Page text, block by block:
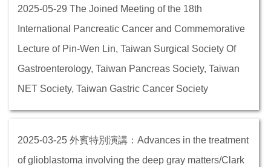
2025-05-29 The Joined Meeting of the 18th
International Pancreatic Cancer and Commemorative
Lecture of Pin-Wen Lin, Taiwan Surgical Society Of
Gastroenterology, Taiwan Pancreas Society, Taiwan
NET Society, Taiwan Gastric Cancer Society
2025-03-25 外賓特別演講：Advances in the treatment
of glioblastoma involving the deep gray matters/Clark